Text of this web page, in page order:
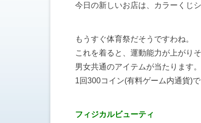
今日の新しいお店は、カラーくじ
もうすぐ体育祭だそうですわね。
これを着ると、運動能力が上がり
男女共通のアイテムが当たります。
1回300コイン(有料ゲーム内通貨)
フィジカルビューティ